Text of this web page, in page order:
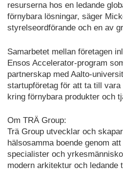
resurserna hos en ledande
förnybara lösningar, säger
styrelseordförande och en av
Samarbetet mellan företagen
Ensos Accelerator-program
partnerskap med Aalto-
startupföretag för att ta till
kring förnybara produkter och
Om TRÄ Group:
Trä Group utvecklar och
hälsosamma boende genom
specialister och
modern arkitektur och ledande